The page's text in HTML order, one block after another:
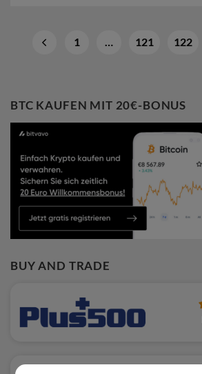
1 … 121 122
BTC KAUFEN MIT 20€-BONUS
BUY AND TRADE